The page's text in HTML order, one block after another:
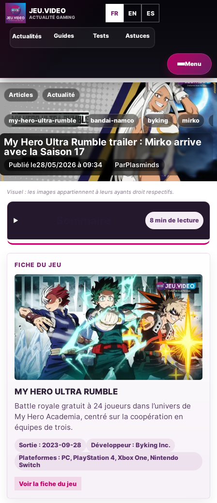
JEU.VIDEO
ACTUALITÉ GAMING
FR EN ES
Menu
Astuces
Guides Tests
Actualités
Articles Actualité
my-hero-ultra-rumble bandai-namco byking mirko
My Hero Ultra Rumble trailer : Mirko arrive
avec la Saison 17
Publié le28/05/2026 à 09:34 ParPlasminds
Visuel : les images appartiennent à leurs ayants droit respectifs.
8 min de lecture
FICHE DU JEU
MY HERO ULTRA RUMBLE
Battle royale gratuit à 24 joueurs dans l’univers de
My Hero Academia, centré sur la coopération en
équipes de trois.
Sortie : 2023-09-28
Développeur : Byking Inc.
Plateformes : PC, PlayStation 4, Xbox One, Nintendo
Switch
Voir la fiche du jeu